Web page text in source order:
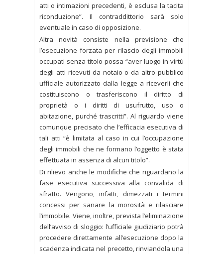
atti o intimazioni precedenti, è esclusa la tacita
riconduzione”. Il contraddittorio sarà solo
eventuale in caso di opposizione.
Altra novità consiste nella previsione che
l’esecuzione forzata per rilascio degli immobili
occupati senza titolo possa “aver luogo in virtù
degli atti ricevuti da notaio o da altro pubblico
ufficiale autorizzato dalla legge a riceverli che
costituiscono o trasferiscono il diritto di
proprietà o i diritti di usufrutto, uso o
abitazione, purché trascritti”. Al riguardo viene
comunque precisato che l’efficacia esecutiva di
tali atti “è limitata al caso in cui l’occupazione
degli immobili che ne formano l’oggetto è stata
effettuata in assenza di alcun titolo”.
Di rilievo anche le modifiche che riguardano la
fase esecutiva successiva alla convalida di
sfratto. Vengono, infatti, dimezzati i termini
concessi per sanare la morosità e rilasciare
l’immobile. Viene, inoltre, prevista l’eliminazione
dell’avviso di sloggio: l’ufficiale giudiziario potrà
procedere direttamente all’esecuzione dopo la
scadenza indicata nel precetto, rinviandola una